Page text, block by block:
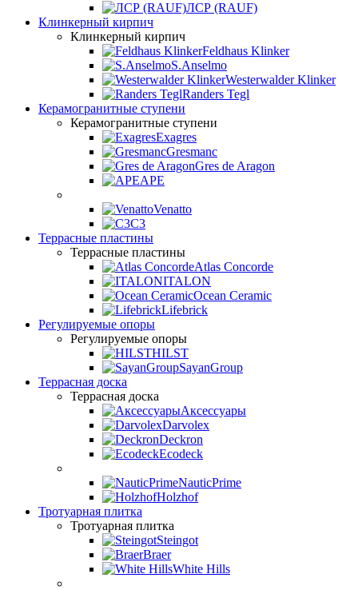
ЛСР (RAUF)
Клинкерный кирпич
Клинкерный кирпич
Feldhaus Klinker
S.Anselmo
Westerwalder Klinker
Randers Tegl
Керамогранитные ступени
Керамогранитные ступени
Exagres
Gresmanc
Gres de Aragon
APE
Venatto
C3
Террасные пластины
Террасные пластины
Atlas Concorde
ITALON
Ocean Ceramic
Lifebrick
Регулируемые опоры
Регулируемые опоры
HILST
SayanGroup
Террасная доска
Террасная доска
Аксессуары
Darvolex
Deckron
Ecodeck
NauticPrime
Holzhof
Тротуарная плитка
Тротуарная плитка
Steingot
Braer
White Hills